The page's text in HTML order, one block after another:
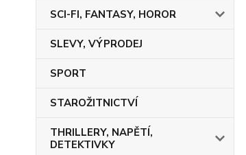
SCI-FI, FANTASY, HOROR
SLEVY, VÝPRODEJ
SPORT
STAROŽITNICTVÍ
THRILLERY, NAPĚTÍ,
DETEKTIVKY